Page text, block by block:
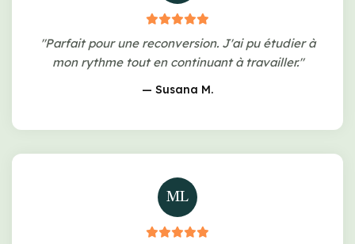
"Parfait pour une reconversion. J'ai pu étudier à
mon rythme tout en continuant à travailler."
— Susana M.
ML